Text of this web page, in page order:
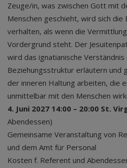
Zeuge/in, was zwischen Gott mit
Menschen geschieht, wird sich
verhalten, als wenn die
Vordergrund steht. Der
wird das ignatianische
Beziehungsstruktur erläutern und
der inneren Haltung arbeiten, die
unmittelbar mit den Menschen
4. Juni 2027 14:00 – 20:00 St.
Abendessen)
Gemeinsame Veranstaltung von
und dem Amt für Personal
Kosten f. Referent und